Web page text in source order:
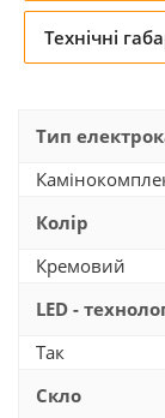
Технічні
Тип
Колір
Кремовий
LED -
Так
Скло